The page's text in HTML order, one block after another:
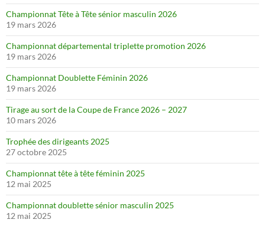
Championnat Tête à Tête sénior masculin 2026
19 mars 2026
Championnat départemental triplette promotion 2026
19 mars 2026
Championnat Doublette Féminin 2026
19 mars 2026
Tirage au sort de la Coupe de France 2026 – 2027
10 mars 2026
Trophée des dirigeants 2025
27 octobre 2025
Championnat tête à tête féminin 2025
12 mai 2025
Championnat doublette sénior masculin 2025
12 mai 2025